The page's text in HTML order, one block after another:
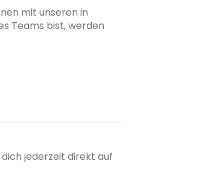
mit unseren in
Teams bist, werden
jederzeit direkt auf